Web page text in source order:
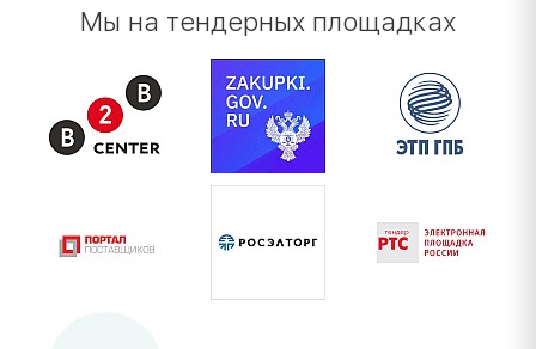
Мы на тендерных площадках